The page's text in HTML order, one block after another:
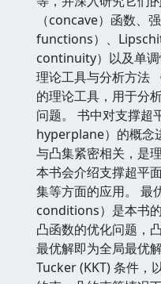
（concave）函数、
functions）、
continuity）以及单
理论工具与分析方法
的理论工具，用于分
问题。 书中对支撑
hyperplane）的概念
与凸集紧密相关，是
本书会介绍支撑超平
集等方面的应用。
conditions）是本书
凸函数的优化问题，
最优解即为全局最优
Tucker (KKT) 条件，